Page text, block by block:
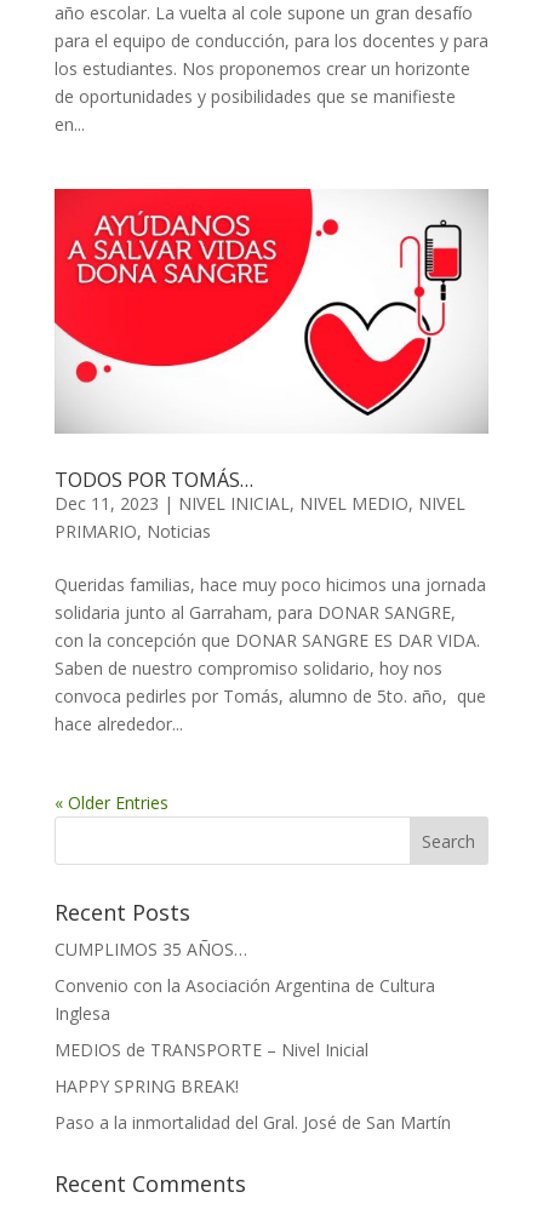
año escolar. La vuelta al cole supone un gran desafío
para el equipo de conducción, para los docentes y para
los estudiantes. Nos proponemos crear un horizonte
de oportunidades y posibilidades que se manifieste
en...
TODOS POR TOMÁS…
Dec 11, 2023 | NIVEL INICIAL, NIVEL MEDIO, NIVEL
PRIMARIO, Noticias
Queridas familias, hace muy poco hicimos una jornada
solidaria junto al Garraham, para DONAR SANGRE,
con la concepción que DONAR SANGRE ES DAR VIDA.
Saben de nuestro compromiso solidario, hoy nos
convoca pedirles por Tomás, alumno de 5to. año, que
hace alrededor...
« Older Entries
Recent Posts
CUMPLIMOS 35 AÑOS…
Convenio con la Asociación Argentina de Cultura
Inglesa
MEDIOS de TRANSPORTE – Nivel Inicial
HAPPY SPRING BREAK!
Paso a la inmortalidad del Gral. José de San Martín
Recent Comments